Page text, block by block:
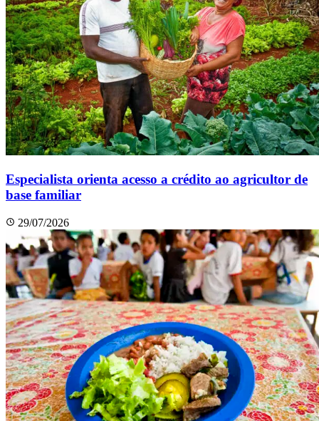
Especialista orienta acesso a crédito ao agricultor de
base familiar
29/07/2026